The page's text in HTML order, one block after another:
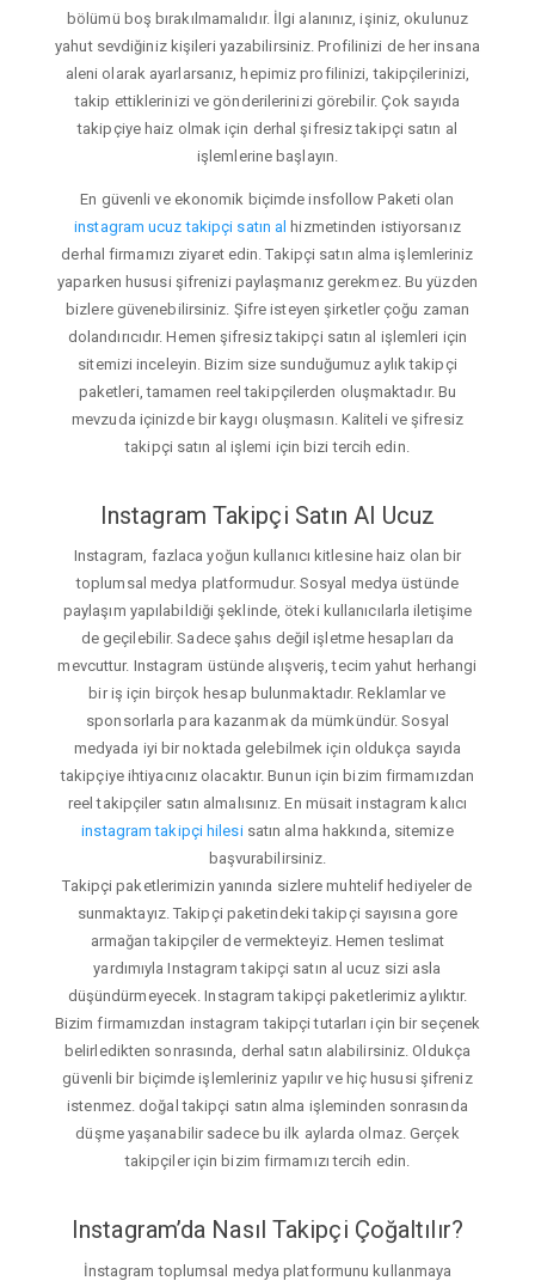
bölümü boş bırakılmamalıdır. İlgi alanınız, işiniz, okulunuz
yahut sevdiğiniz kişileri yazabilirsiniz. Profilinizi de her insana
aleni olarak ayarlarsanız, hepimiz profilinizi, takipçilerinizi,
takip ettiklerinizi ve gönderilerinizi görebilir. Çok sayıda
takipçiye haiz olmak için derhal şifresiz takipçi satın al
işlemlerine başlayın.
En güvenli ve ekonomik biçimde insfollow Paketi olan
instagram ucuz takipçi satın al hizmetinden istiyorsanız
derhal firmamızı ziyaret edin. Takipçi satın alma işlemleriniz
yaparken hususi şifrenizi paylaşmanız gerekmez. Bu yüzden
bizlere güvenebilirsiniz. Şifre isteyen şirketler çoğu zaman
dolandırıcıdır. Hemen şifresiz takipçi satın al işlemleri için
sitemizi inceleyin. Bizim size sunduğumuz aylık takipçi
paketleri, tamamen reel takipçilerden oluşmaktadır. Bu
mevzuda içinizde bir kaygı oluşmasın. Kaliteli ve şifresiz
takipçi satın al işlemi için bizi tercih edin.
Instagram Takipçi Satın Al Ucuz
Instagram, fazlaca yoğun kullanıcı kitlesine haiz olan bir
toplumsal medya platformudur. Sosyal medya üstünde
paylaşım yapılabildiği şeklinde, öteki kullanıcılarla iletişime
de geçilebilir. Sadece şahıs değil işletme hesapları da
mevcuttur. Instagram üstünde alışveriş, tecim yahut herhangi
bir iş için birçok hesap bulunmaktadır. Reklamlar ve
sponsorlarla para kazanmak da mümkündür. Sosyal
medyada iyi bir noktada gelebilmek için oldukça sayıda
takipçiye ihtiyacınız olacaktır. Bunun için bizim firmamızdan
reel takipçiler satın almalısınız. En müsait instagram kalıcı
instagram takipçi hilesisatın alma hakkında, sitemize
başvurabilirsiniz.
Takipçi paketlerimizin yanında sizlere muhtelif hediyeler de
sunmaktayız. Takipçi paketindeki takipçi sayısına gore
armağan takipçiler de vermekteyiz. Hemen teslimat
yardımıyla Instagram takipçi satın al ucuz sizi asla
düşündürmeyecek. Instagram takipçi paketlerimiz aylıktır.
Bizim firmamızdan instagram takipçi tutarları için bir seçenek
belirledikten sonrasında, derhal satın alabilirsiniz. Oldukça
güvenli bir biçimde işlemleriniz yapılır ve hiç hususi şifreniz
istenmez. doğal takipçi satın alma işleminden sonrasında
düşme yaşanabilir sadece bu ilk aylarda olmaz. Gerçek
takipçiler için bizim firmamızı tercih edin.
Instagram’da Nasıl Takipçi Çoğaltılır?
İnstagram toplumsal medya platformunu kullanmaya